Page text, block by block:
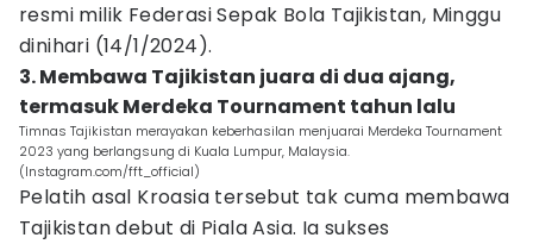
resmi milik Federasi Sepak Bola Tajikistan, Minggu
dinihari (14/1/2024).
3. Membawa Tajikistan juara di dua ajang,
termasuk Merdeka Tournament tahun lalu
Timnas Tajikistan merayakan keberhasilan menjuarai Merdeka Tournament
2023 yang berlangsung di Kuala Lumpur, Malaysia.
(Instagram.com/fft_official)
Pelatih asal Kroasia tersebut tak cuma membawa
Tajikistan debut di Piala Asia. Ia sukses